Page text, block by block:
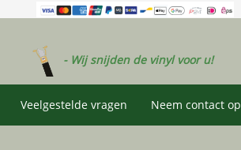
- Wij snijden de vinyl voor u!
Veelgestelde vragen Neem contact op